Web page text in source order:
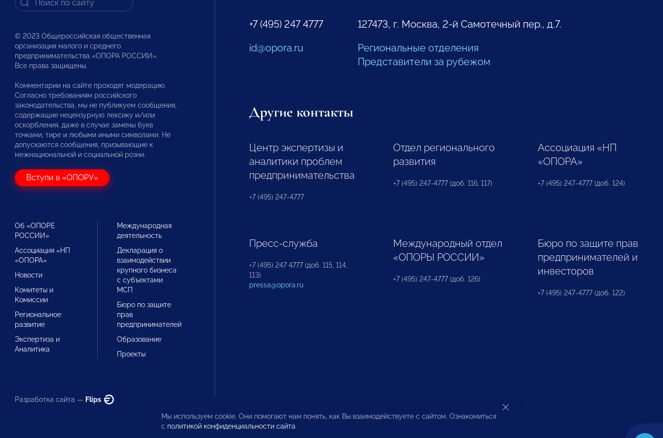
© 2023 Общероссийская общественная
организация малого и среднего
предпринимательства «ОПОРА РОССИИ».
Все права защищены.
Комментарии на сайте проходят модерацию.
Согласно требованиям российского
законодательства, мы не публикуем сообщения,
содержащие нецензурную лексику и/или
оскорбления, даже в случае замены букв
точками, тире и любыми иными символами. Не
допускаются сообщения, призывающие к
межнациональной и социальной розни.
Вступи в «ОПОРУ»
Об «ОПОРЕ
РОССИИ»
Ассоциация «НП
«ОПОРА»
Новости
Комитеты и
Комиссии
Региональное
развитие
Экспертиза и
Аналитика
Международная
деятельность
Декларация о
взаимодействии
крупного бизнеса
с субъектами
МСП
Бюро по защите
прав
предпринимателей
Образование
Проекты
Разработка сайта — Flips
+7 (495) 247 4777
id@opora.ru
127473, г. Москва, 2-й Самотечный пер., д.7.
Региональные отделения
Представители за рубежом
Другие контакты
Центр экспертизы и
аналитики проблем
предпринимательства
+7 (495) 247-4777
Отдел регионального
развития
+7 (495) 247-4777 (доб. 116, 117)
Ассоциация «НП
«ОПОРА»
+7 (495) 247-4777 (доб. 124)
Пресс-служба
+7 (495) 247 4777 (доб. 115, 114,
113)
pressa@opora.ru
Международный отдел
«ОПОРЫ РОССИИ»
+7 (495) 247-4777 (доб. 126)
Бюро по защите прав
предпринимателей и
инвесторов
+7 (495) 247-4777 (доб. 122)
Мы используем cookie. Они помогают нам понять, как Вы взаимодействуете с сайтом. Ознакомиться
с политикой конфиденциальности сайта.